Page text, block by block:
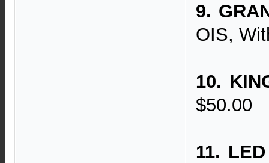
9.
OIS,
10.
$50.00
11.